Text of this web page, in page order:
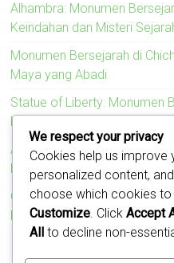
Alhambra: Monumen
Keindahan dan Misteri
Monumen Bersejarah di
Maya yang Abadi
Statue of Liberty: Monumen
Kebebasan Amerika Serikat
Acropolis: Monumen
Kejayaan Peradaban Yunani
Colosseum: Monumen
Romawi
We respect your privacy
Cookies help us improve
personalized content,
choose which cookies
Customize . Click Accept
All to decline non-